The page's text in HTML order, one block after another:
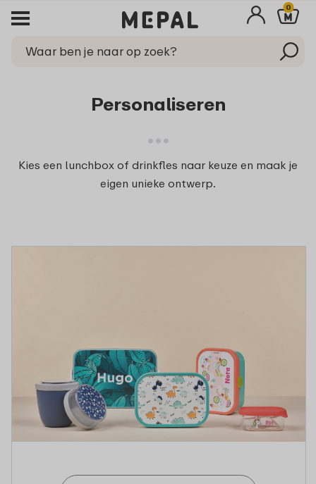
0
Personaliseren
Kies een lunchbox of drinkfles naar keuze en maak je
eigen unieke ontwerp.